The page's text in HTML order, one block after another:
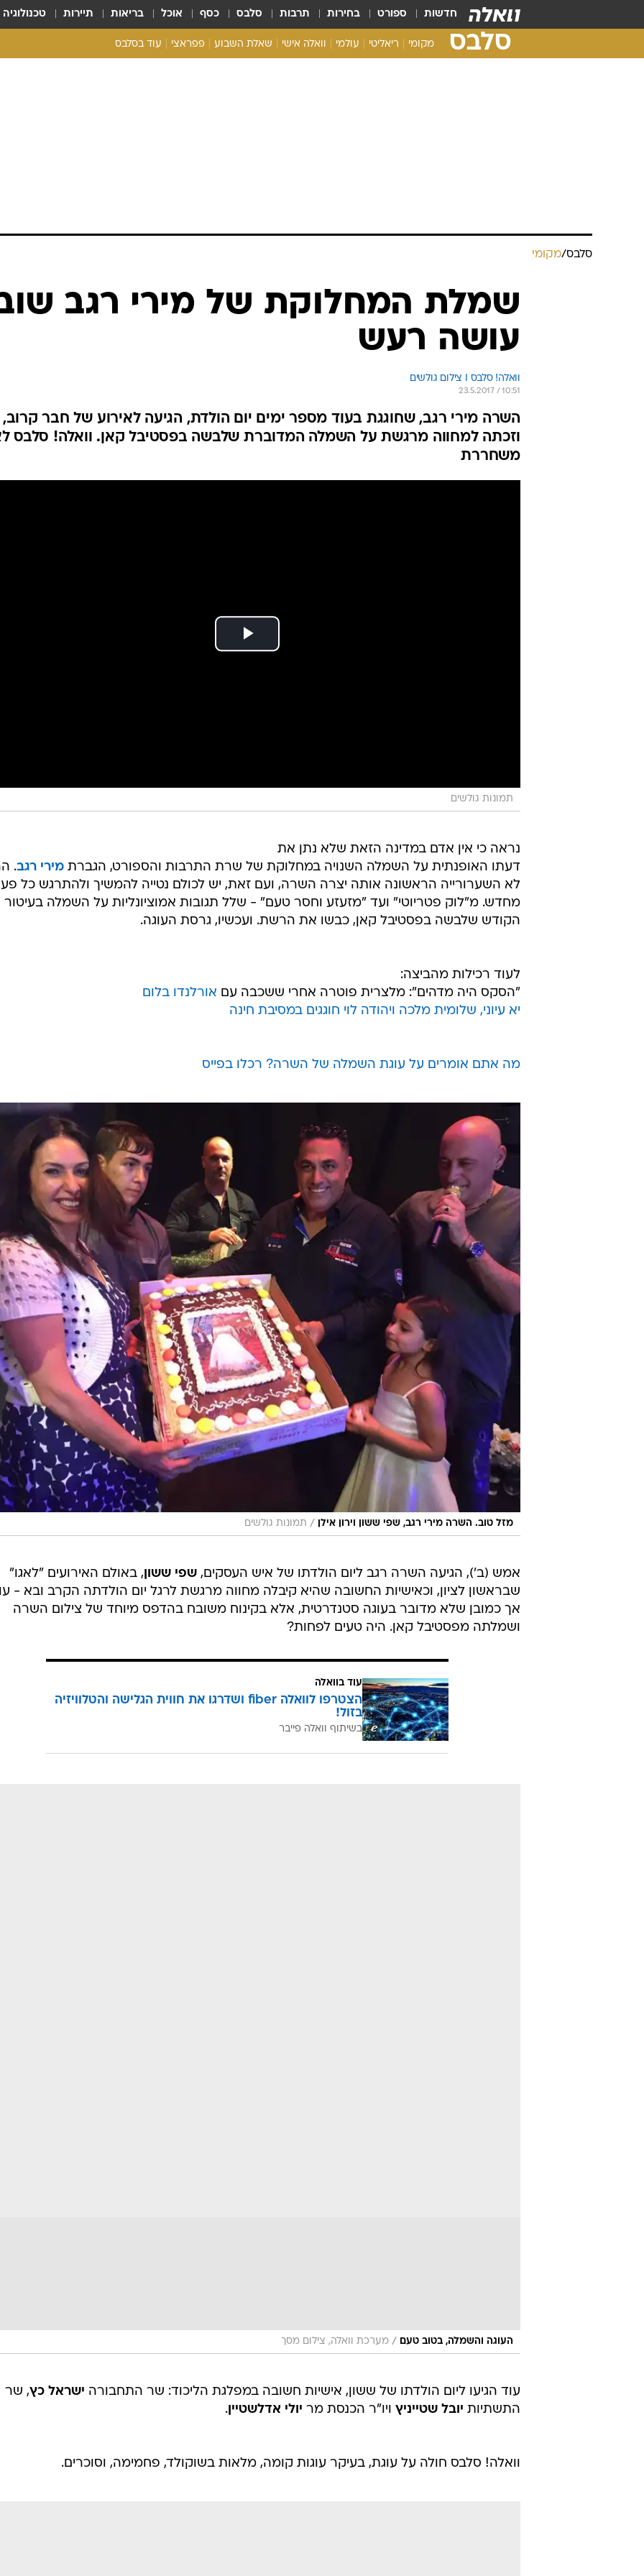
חדשות ספורט בחירות תרבות סלבס כסף אוכל בריאות תיירות טכנולוגיה
סלבס מקומי ריאליטי עולמי וואלה אישי שאלת השבוע פפראצי עוד בסלבס
סלבס/מקומי
שמלת המחלוקת של מירי רגב
עושה רעש
וואלה! סלבס I צילום גולשים
23.5.2017 / 10:51
השרה מירי רגב, שחוגגת בעוד מספר ימים יום הולדת, הגיעה לאירוע של חבר קרוב,
וזכתה למחווה מרגשת על השמלה המדוברת שלבשה בפסטיבל קאן. וואלה! סלבס
משחררת
תמונות גולשים
נראה כי אין אדם במדינה הזאת שלא נתן את
דעתו האופנתית על השמלה השנויה במחלוקת של שרת התרבות והספורט, הגברת מירי רגב.
לא השערורייה הראשונה אותה יצרה השרה, ועם זאת, יש לכולם נטייה להמשיך ולהתרגש כל
מחדש. מ"לוק פטריוטי" ועד "מזעזע וחסר טעם" - שלל תגובות אמוציונליות על השמלה בעיטור
הקודש שלבשה בפסטיבל קאן, כבשו את הרשת. ועכשיו, גרסת העוגה.
לעוד רכילות מהביצה:
"הסקס היה מדהים": מלצרית פוטרה אחרי ששכבה עם אורלנדו בלום
יא עיוני, שלומית מלכה ויהודה לוי חוגגים במסיבת חינה
מה אתם אומרים על עוגת השמלה של השרה? רכלו בפייס
מזל טוב. השרה מירי רגב, שפי ששון וירון אילן / תמונות גולשים
אמש (ב'), הגיעה השרה רגב ליום הולדתו של איש העסקים, שפי ששון, באולם האירועים "לאגו"
שבראשון לציון, וכאישיות החשובה שהיא קיבלה מחווה מרגשת לרגל יום הולדתה הקרב ובא -
אך כמובן שלא מדובר בעוגה סטנדרטית, אלא בקינוח משובח בהדפס מיוחד של צילום השרה
ושמלתה מפסטיבל קאן. היה טעים לפחות?
עוד בוואלה
הצטרפו לוואלה fiber ושדרגו את חווית הגלישה והטלוויזיה
בזול!
בשיתוף וואלה פייבר
העוגה והשמלה, בטוב טעם / מערכת וואלה, צילום מסך
עוד הגיעו ליום הולדתו של ששון, אישיות חשובה במפלגת הליכוד: שר התחבורה ישראל כץ, שר
התשתיות יובל שטייניץ ויו"ר הכנסת מר יולי אדלשטיין.
וואלה! סלבס חולה על עוגת, בעיקר עוגות קומה, מלאות בשוקולד, פחמימה, וסוכרים.